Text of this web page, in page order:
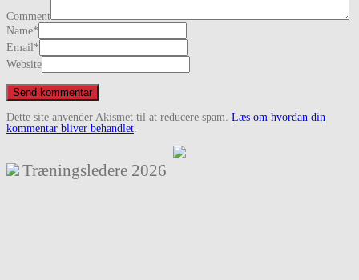
Comment
Name*
Email *
Website
Dette site anvender Akismet til at reducere spam. Læs om hvordan din
kommentar bliver behandlet
Træningsledere 2026